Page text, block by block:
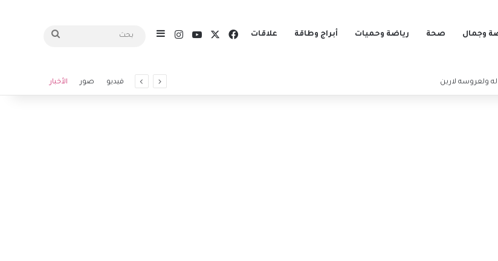
وجمال صحة رياضة وحميات أبراج وطاقة علاقات فيسبوكيوتيوبانستقرامإضافة عمود جانبي بحث
فيديو صور الأخبار